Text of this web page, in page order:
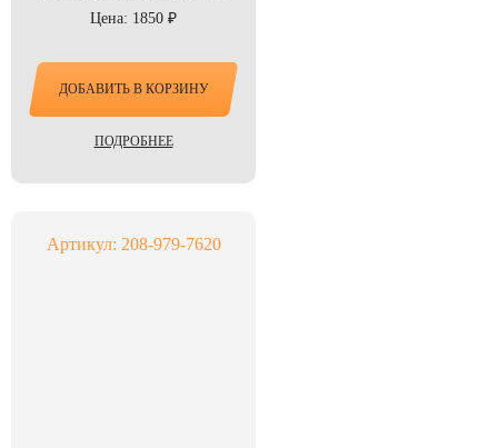
Цена: 1850 ₽
ДОБАВИТЬ В КОРЗИНУ
ПОДРОБНЕЕ
Артикул: 208-979-7620